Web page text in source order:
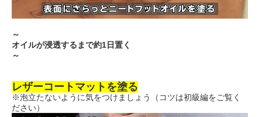
～
オイルが浸透するまで約1日置く
～
レザーコートマットを塗る
※泡立たないように気をつけましょう（コツは初級編をご覧く
ださい）